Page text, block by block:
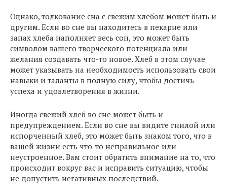
Однако, толкование сна с свежим хлебом может быть и
другим. Если во сне вы находитесь в пекарне или
запах хлеба наполняет весь сон, это может быть
символом вашего творческого потенциала или
желания создавать что-то новое. Хлеб в этом случае
может указывать на необходимость использовать свои
навыки и таланты в полную силу, чтобы достичь
успеха и удовлетворения в жизни.
Иногда свежий хлеб во сне может быть и
предупреждением. Если во сне вы видите гнилой или
испорченный хлеб, это может быть знаком того, что в
вашей жизни есть что-то неправильное или
неустроенное. Вам стоит обратить внимание на то, что
происходит вокруг вас и исправить ситуацию, чтобы
не допустить негативных последствий.